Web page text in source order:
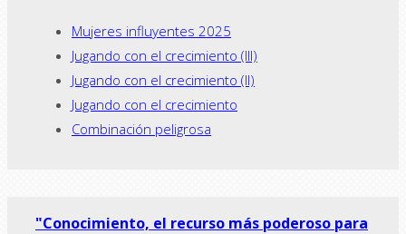
Mujeres influyentes 2025
Jugando con el crecimiento (III)
Jugando con el crecimiento (II)
Jugando con el crecimiento
Combinación peligrosa
"Conocimiento, el recurso más poderoso para